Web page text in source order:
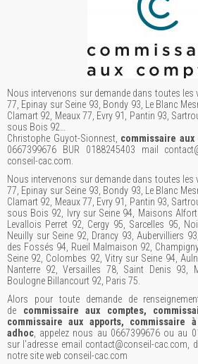
Nous intervenons sur demande dans toutes les
77, Epinay sur Seine 93, Bondy 93, Le Blanc
Clamart 92, Meaux 77, Evry 91, Pantin 93,
sous Bois 92…
Christophe Guyot-Sionnest, commissaire aux
0667399676 BUR 0188245403 mail
conseil-cac.com.
Nous intervenons sur demande dans toutes les
77, Epinay sur Seine 93, Bondy 93, Le Blanc
Clamart 92, Meaux 77, Evry 91, Pantin 93,
sous Bois 92, Ivry sur Seine 94, Maisons
Levallois Perret 92, Cergy 95, Sarcelles 95,
Neuilly sur Seine 92, Drancy 93, Aubervilliers
des Fossés 94, Rueil Malmaison 92,
Seine 92, Colombes 92, Vitry sur Seine 94,
Nanterre 92, Versailles 78, Saint Denis 93,
Boulogne Billancourt 92, Paris 75.
Alors pour toute demande de
de commissaire aux comptes,
commissaire aux apports, commissaire
adhoc , appelez nous au 0667399676 ou au
sur l'adresse email contact@conseil-cac.com,
notre site web conseil-cac.com